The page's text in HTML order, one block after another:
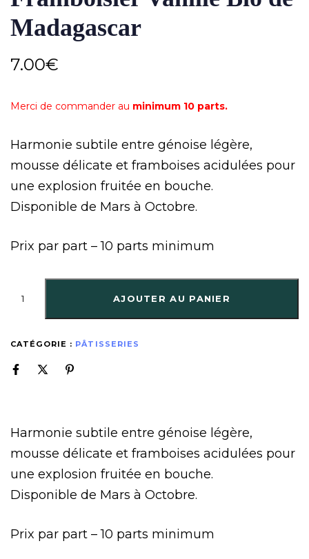
Madagascar
7.00€
Merci de commander au minimum 10 parts.
Harmonie subtile entre génoise légère,
mousse délicate et framboises acidulées pour
une explosion fruitée en bouche.
Disponible de Mars à Octobre.
Prix par part – 10 parts minimum
AJOUTER AU PANIER
CATÉGORIE : PÂTISSERIES
Harmonie subtile entre génoise légère,
mousse délicate et framboises acidulées pour
une explosion fruitée en bouche.
Disponible de Mars à Octobre.
Prix par part – 10 parts minimum